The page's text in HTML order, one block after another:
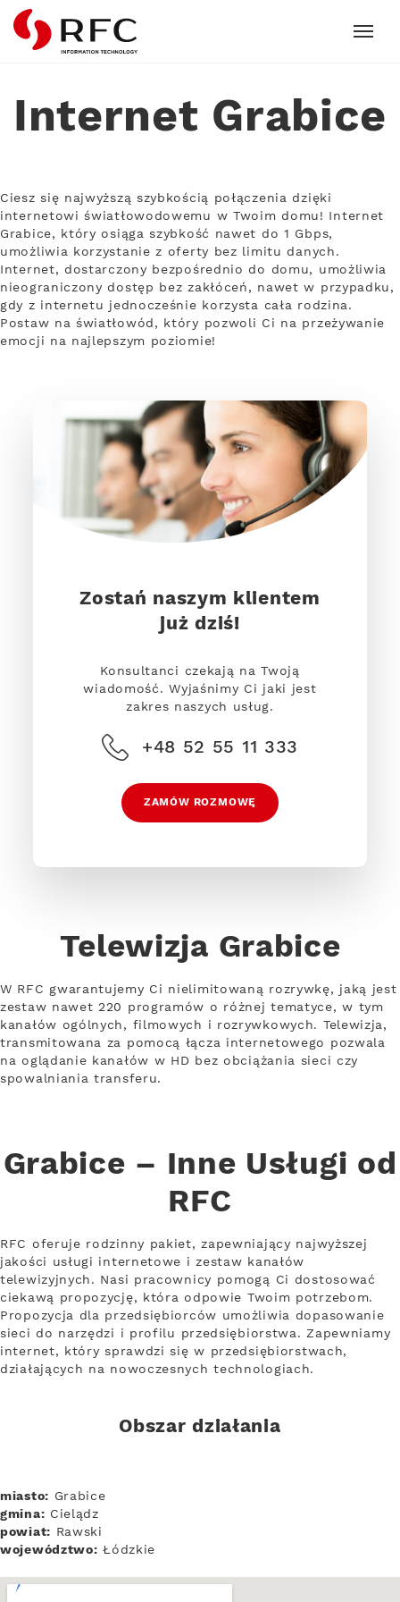
RFC
Internet Grabice
Ciesz się najwyższą szybkością połączenia dzięki
internetowi światłowodowemu w Twoim domu! Internet
Grabice, który osiąga szybkość nawet do 1 Gbps,
umożliwia korzystanie z oferty bez limitu danych.
Internet, dostarczony bezpośrednio do domu, umożliwia
nieograniczony dostęp bez zakłóceń, nawet w przypadku,
gdy z internetu jednocześnie korzysta cała rodzina.
Postaw na światłowód, który pozwoli Ci na przeżywanie
emocji na najlepszym poziomie!
Zostań naszym klientem
już dziś!
Konsultanci czekają na Twoją
wiadomość. Wyjaśnimy Ci jaki jest
zakres naszych usług.
+48 52 55 11 333
ZAMÓW ROZMOWĘ
Telewizja Grabice
W RFC gwarantujemy Ci nielimitowaną rozrywkę, jaką jest
zestaw nawet 220 programów o różnej tematyce, w tym
kanałów ogólnych, filmowych i rozrywkowych. Telewizja,
transmitowana za pomocą łącza internetowego pozwala
na oglądanie kanałów w HD bez obciążania sieci czy
spowalniania transferu.
Grabice – Inne Usługi od
RFC
RFC oferuje rodzinny pakiet, zapewniający najwyższej
jakości usługi internetowe i zestaw kanałów
telewizyjnych. Nasi pracownicy pomogą Ci dostosować
ciekawą propozycję, która odpowie Twoim potrzebom.
Propozycja dla przedsiębiorców umożliwia dopasowanie
sieci do narzędzi i profilu przedsiębiorstwa. Zapewniamy
internet, który sprawdzi się w przedsiębiorstwach,
działających na nowoczesnych technologiach.
Obszar działania
miasto: Grabice
gmina: Cielądz
powiat: Rawski
województwo: Łódzkie